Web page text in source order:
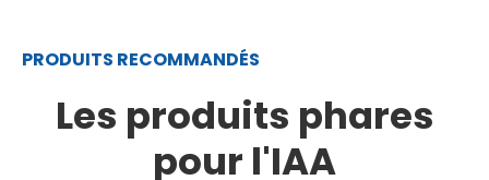
PRODUITS RECOMMANDÉS
Les produits phares
pour l'IAA